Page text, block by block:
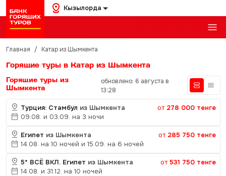
Кызылорда
Главная / Катар из Шымкента
Горящие туры в Катар из Шымкента
Горящие туры из
Шымкента
обновлено: 6 августа в
13:28
Турция: Стамбул из Шымкента от 278 000 тенге
09.08. и 03.09. на 3 ночи
Египет из Шымкента от 285 750 тенге
14.08. на 10 ночей и 15.09. на 6 ночей
5* ВСЁ ВКЛ. Египет из Шымкента от531 750 тенге
14.08. и 31.12. на 10 ночей